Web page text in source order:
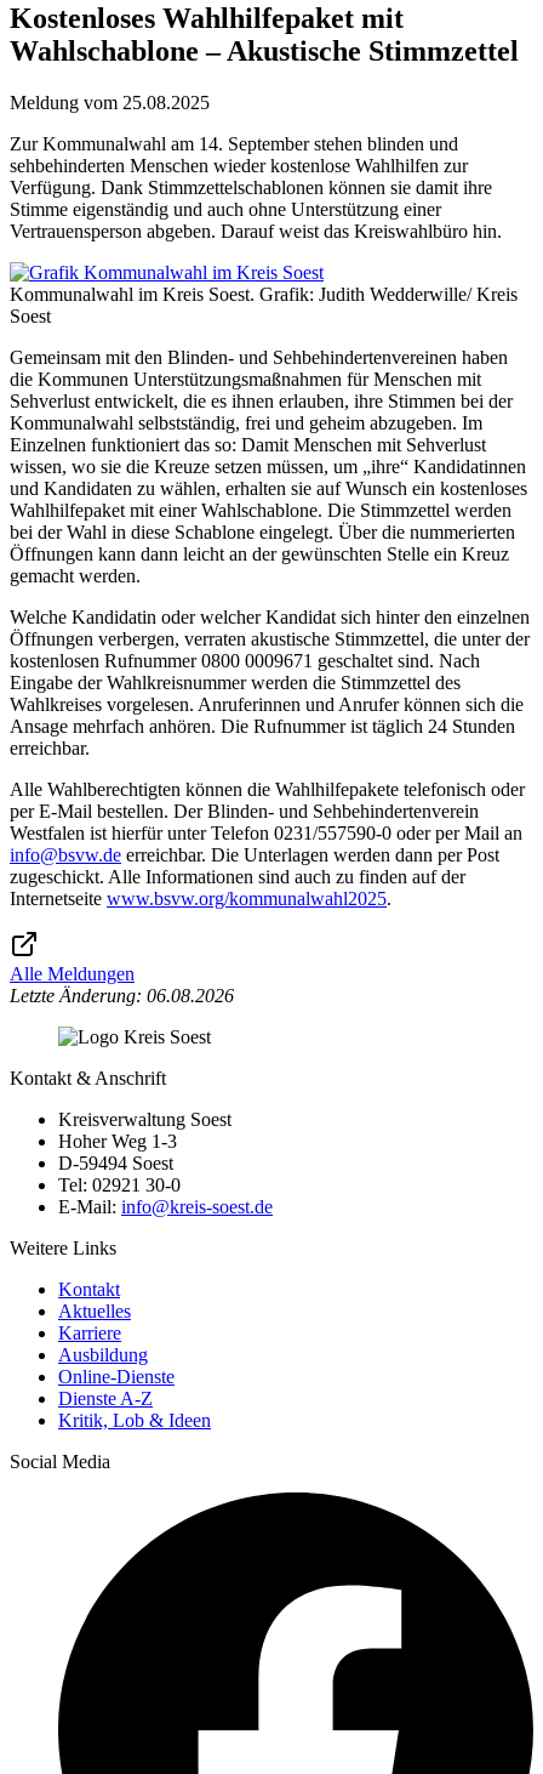
Kostenloses Wahlhilfepaket mit
Wahlschablone – Akustische Stimmzettel
Meldung vom 25.08.2025
Zur Kommunalwahl am 14. September stehen blinden und
sehbehinderten Menschen wieder kostenlose Wahlhilfen zur
Verfügung. Dank Stimmzettelschablonen können sie damit ihre
Stimme eigenständig und auch ohne Unterstützung einer
Vertrauensperson abgeben. Darauf weist das Kreiswahlbüro hin.
Kommunalwahl im Kreis Soest. Grafik: Judith Wedderwille/ Kreis
Soest
Gemeinsam mit den Blinden- und Sehbehindertenvereinen haben
die Kommunen Unterstützungsmaßnahmen für Menschen mit
Sehverlust entwickelt, die es ihnen erlauben, ihre Stimmen bei der
Kommunalwahl selbstständig, frei und geheim abzugeben. Im
Einzelnen funktioniert das so: Damit Menschen mit Sehverlust
wissen, wo sie die Kreuze setzen müssen, um „ihre“ Kandidatinnen
und Kandidaten zu wählen, erhalten sie auf Wunsch ein kostenloses
Wahlhilfepaket mit einer Wahlschablone. Die Stimmzettel werden
bei der Wahl in diese Schablone eingelegt. Über die nummerierten
Öffnungen kann dann leicht an der gewünschten Stelle ein Kreuz
gemacht werden.
Welche Kandidatin oder welcher Kandidat sich hinter den einzelnen
Öffnungen verbergen, verraten akustische Stimmzettel, die unter der
kostenlosen Rufnummer 0800 0009671 geschaltet sind. Nach
Eingabe der Wahlkreisnummer werden die Stimmzettel des
Wahlkreises vorgelesen. Anruferinnen und Anrufer können sich die
Ansage mehrfach anhören. Die Rufnummer ist täglich 24 Stunden
erreichbar.
Alle Wahlberechtigten können die Wahlhilfepakete telefonisch oder
per E-Mail bestellen. Der Blinden- und Sehbehindertenverein
Westfalen ist hierfür unter Telefon 0231/557590-0 oder per Mail an
info@​bsvw.de erreichbar. Die Unterlagen werden dann per Post
zugeschickt. Alle Informationen sind auch zu finden auf der
Internetseite www.bsvw.org/kommunalwahl2025.
Alle Meldungen
Letzte Änderung: 06.08.2026
Kontakt & Anschrift
Kreisverwaltung Soest
Hoher Weg 1-3
D-59494 Soest
Tel: 02921 30-0
E-Mail: info@​kreis-soest.de
Weitere Links
Kontakt
Aktuelles
Karriere
Ausbildung
Online-Dienste
Dienste A-Z
Kritik, Lob & Ideen
Social Media